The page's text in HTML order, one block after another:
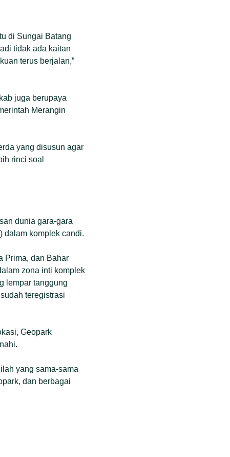
di Sungai Batang
tidak ada kaitan
terus berjalan,”
juga berupaya
Merangin
yang disusun agar
rinci soal
dunia gara-gara
dalam komplek candi.
Prima, dan Bahar
zona inti komplek
lempar tanggung
teregistrasi
Geopark
yang sama-sama
dan berbagai